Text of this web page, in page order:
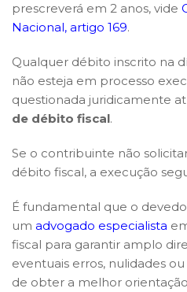
prescreverá em 2 anos, vide
Nacional, artigo 169.
Qualquer débito inscrito na
não esteja em processo
questionada juridicamente
de débito fiscal.
Se o contribuinte não
débito fiscal, a execução
É fundamental que o
um advogado especialista
fiscal para garantir amplo
eventuais erros, nulidades
de obter a melhor